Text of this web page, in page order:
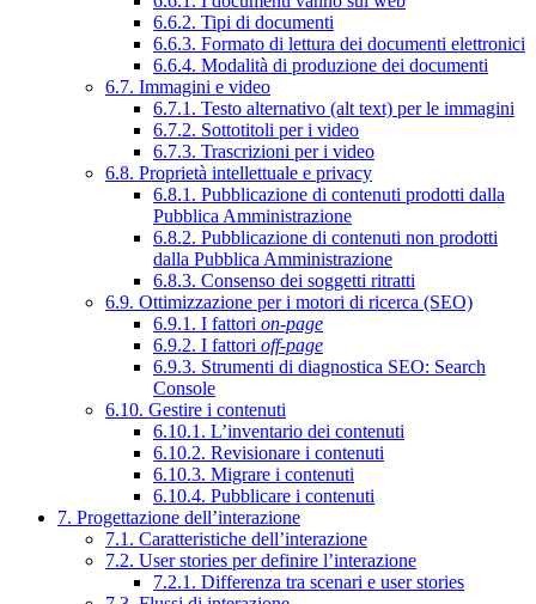
6.6.2. Tipi di documenti
6.6.3. Formato di lettura dei documenti elettronici
6.6.4. Modalità di produzione dei documenti
6.7. Immagini e video
6.7.1. Testo alternativo (alt text) per le immagini
6.7.2. Sottotitoli per i video
6.7.3. Trascrizioni per i video
6.8. Proprietà intellettuale e privacy
6.8.1. Pubblicazione di contenuti prodotti dalla
Pubblica Amministrazione
6.8.2. Pubblicazione di contenuti non prodotti
dalla Pubblica Amministrazione
6.8.3. Consenso dei soggetti ritratti
6.9. Ottimizzazione per i motori di ricerca (SEO)
6.9.1. I fattori on-page
6.9.2. I fattori off-page
6.9.3. Strumenti di diagnostica SEO: Search
Console
6.10. Gestire i contenuti
6.10.1. L’inventario dei contenuti
6.10.2. Revisionare i contenuti
6.10.3. Migrare i contenuti
6.10.4. Pubblicare i contenuti
7. Progettazione dell’interazione
7.1. Caratteristiche dell’interazione
7.2. User stories per definire l’interazione
7.2.1. Differenza tra scenari e user stories